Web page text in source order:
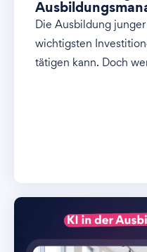
Die Ausbildung
wichtigsten
tätigen kann. Doch